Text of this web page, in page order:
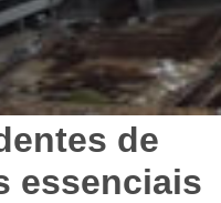
de
essenciais